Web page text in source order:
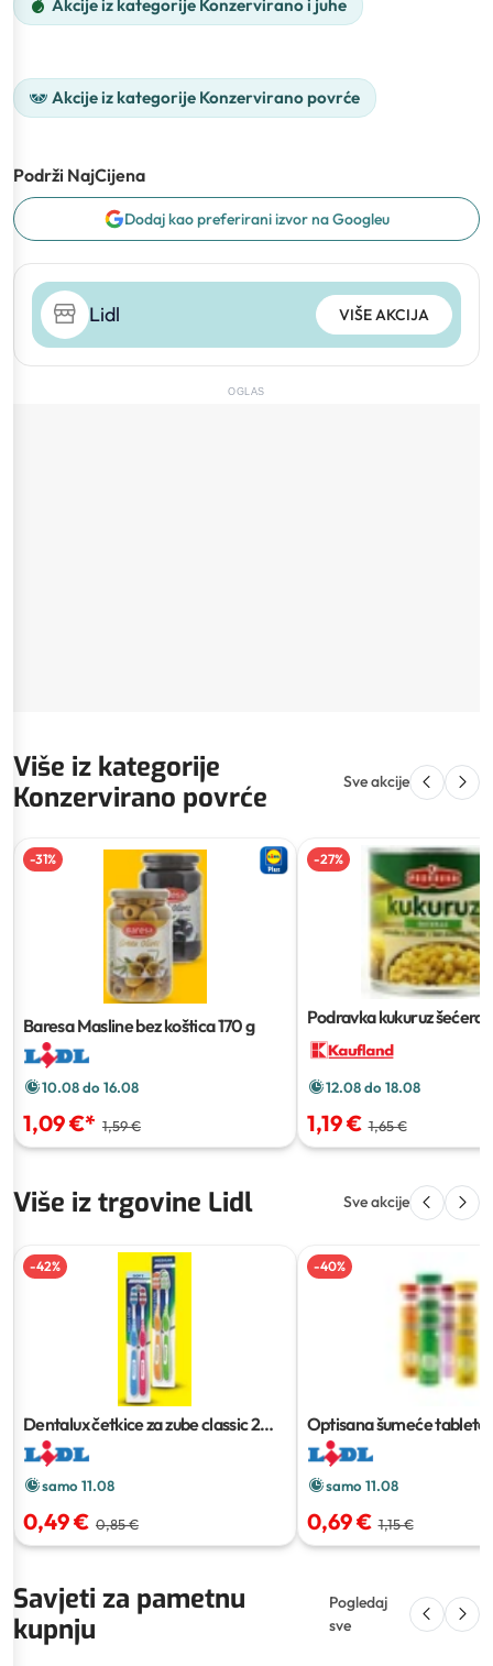
Akcije iz kategorije Konzervirano i juhe
Akcije iz kategorije Konzervirano povrće
Podrži NajCijena
Dodaj kao preferirani izvor na Googleu
Lidl VIŠE AKCIJA
OGLAS
Više iz kategorije
Konzervirano povrće
Sve akcije
-31%
Baresa Masline bez koštica170 g
10.08 do 16.08
1,09 €* 1,59 €
-27%
Podravka kukuruz šećerac
12.08 do 18.08
1,19 € 1,65 €
Više iz trgovine Lidl Sve akcije
-42%
Dentalux četkice za zube classic2
kom
samo 11.08
0,49 € 0,85 €
-40%
Optisana šumeće tablete
komada
samo 11.08
0,69 € 1,15 €
Savjeti za pametnu
kupnju
Pogledaj
sve